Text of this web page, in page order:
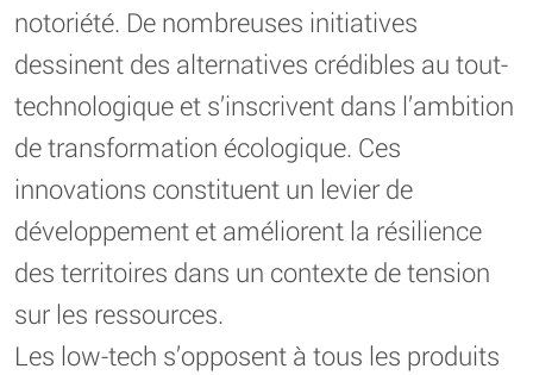
notoriété. De nombreuses initiatives
dessinent des alternatives crédibles au tout-
technologique et s’inscrivent dans l’ambition
de transformation écologique. Ces
innovations constituent un levier de
développement et améliorent la résilience
des territoires dans un contexte de tension
sur les ressources.
Les low-tech s’opposent à tous les produits